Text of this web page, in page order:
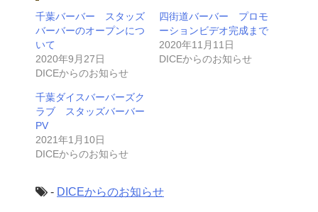
千葉バーバー スタッズ
バーバーのオープンにつ
いて
2020年9月27日
DICEからのお知らせ
四街道バーバー プロモ
ーションビデオ完成まで
2020年11月11日
DICEからのお知らせ
千葉ダイスバーバーズク
ラブ スタッズバーバー
PV
2021年1月10日
DICEからのお知らせ
- DICEからのお知らせ